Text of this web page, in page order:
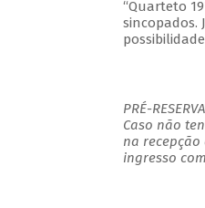
“Quarteto
sincopados.
PRÉ-
Caso não
na recepção
ingresso